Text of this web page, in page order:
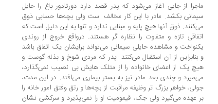
از جایی آغاز می‌شود که پدر قصد دارد دورتادور باغ را حایل
بکشد. مادر با این کار مخالف است ولی بچه‌ها حسابی ذوق
ذوق آنها هیچ پایه و مبنایی ندارد و تنها به این دلیل است که
تازه و متفاوت را نظاره گر هستند. درواقع خروج از روندی
و مشاهده حایلی سیمانی می‌تواند برایشان یک اتفاق باشد
از آن استقبال می‌کنند. پدر که مردی شوخ و بذله گوست و
یک از اعضای خانواده را از متلک هایش بی نصیب نمی‌گذارد،
و چندی بعد مادر نیز به بستر بیماری می‌افتد. در این مدت،
خواهر بزرگ تر وظیفه مراقبت از بچه‌ها و رتق وفتق امور خانه را
عهده می‌گیرد ولی جک، قیمومیت او را نمی‌پذیرد و سرکشی نشان